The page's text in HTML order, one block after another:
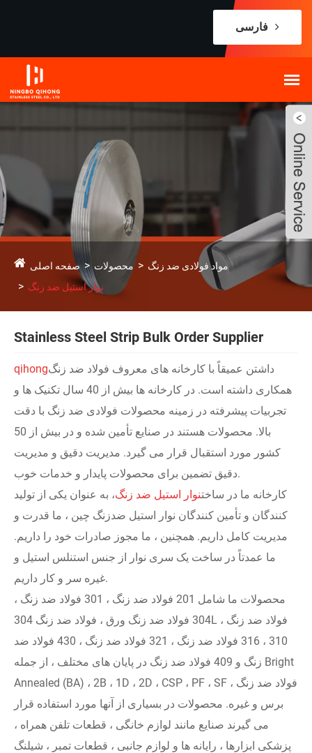
صفحه اصلی محصولات
مواد فولادی ضد زنگ
نوار استیل ضد زنگ
Stainless Steel Strip Bulk Order Supplier
qihongداشتن عمیقاً با کارخانه های معروف فولاد ضد زنگ
همکاری داشته است. در کارخانه ها بیش از 40 سال تکنیک ها و
تجربیات پیشرفته در زمینه محصولات فولادی ضد زنگ با دقت
بالا. محصولات هستند در صنایع تأمین شده و در بیش از 50
کشور مورد استقبال قرار می گیرد. مدیریت دقیق و مدیریت
دقیق تضمین برای محصولات پایدار و خدمات خوب.
کارخانه ما در ساختنوار استیل ضد زنگ، به عنوان یکی از تولید
کنندگان و تأمین کنندگان نوار استیل ضدزنگ چین ، ما قدرت و
مدیریت کامل داریم. همچنین ، ما مجوز صادرات خود را داریم.
ما عمدتاً در ساخت یک سری نوار از جنس استنلس استیل و
غیره سر و کار داریم.
محصولات ما شامل 201 فولاد ضد زنگ ، 301 فولاد ضد زنگ ،
304 فولاد ضد زنگ ورق ، فولاد ضد زنگ 304L ، فولاد ضد زنگ
310 ، 316 فولاد ضد زنگ ، 321 فولاد ضد زنگ ، 430 فولاد ضد
زنگ و 409 فولاد ضد زنگ در پایان های مختلف ، از جمله Bright
Annealed (BA) ، 2B ، 1D ، 2D ، CSP ، PF ، SF ، فولاد ضد زنگ
برس و غیره. محصولات در بسیاری از آنها مورد استفاده قرار
می گیرند صنایع مانند لوازم خانگی ، قطعات تلفن همراه ،
پزشکی ابزارها ، رایانه ها و لوازم جانبی ، قطعات تمبر ، شیلنگ